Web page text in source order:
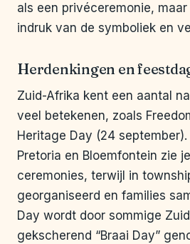
als een privéceremonie,
indruk van de symboliek en
Herdenkingen en
Zuid-Afrika kent een aantal
veel betekenen, zoals
Heritage Day (24
Pretoria en Bloemfontein zie
ceremonies, terwijl in
georganiseerd en families
Day wordt door sommige
gekscherend “Braai Day”